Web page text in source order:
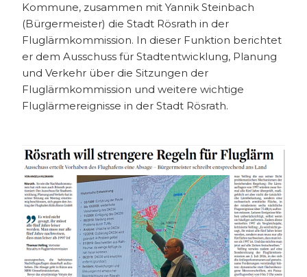
Kommune, zusammen mit Yannik Steinbach
(Bürgermeister) die Stadt Rösrath in der
Fluglärmkommission. In dieser Funktion berichtet
er dem Ausschuss für Stadtentwicklung, Planung
und Verkehr über die Sitzungen der
Fluglärmkommission und weitere wichtige
Fluglärmereignisse in der Stadt Rösrath.